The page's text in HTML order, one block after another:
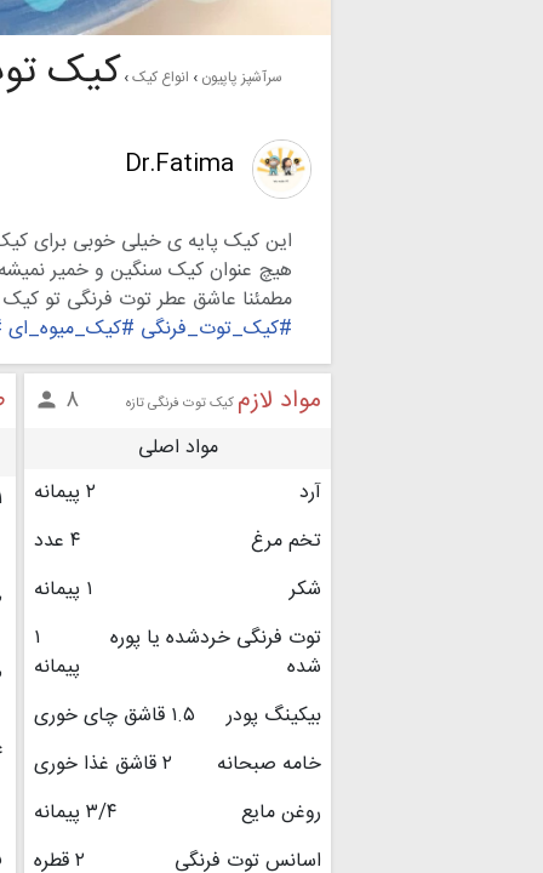
سرآشپز پاپیون انواع کیک کیک
Dr.Fatima
این کیک پایه ی خیلی خوبی برای
هیچ عنوان کیک سنگین و خمیر نمیشه
مطمئنا عاشق عطر توت فرنگی تو
#کیک_توت_فرنگی #کیک_میوه_ای
مواد لازم کیک توت فرنگی تازه ۸ 
مواد اصلی
آرد
۲ پیمانه
تخم مرغ
۴ عدد
شکر
۱ پیمانه
توت فرنگی خردشده یا پوره
شده
۱
پیمانه
بیکینگ پودر
۱.۵ قاشق چای خوری
خامه صبحانه
۲ قاشق غذا خوری
روغن مایع
۳/۴ پیمانه
اسانس توت فرنگی
۲ قطره